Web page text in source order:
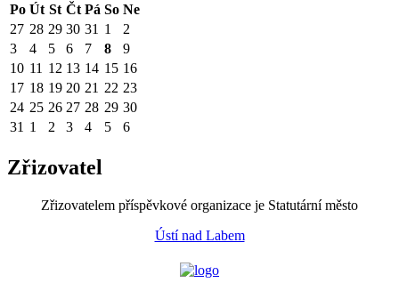
Po Út St Čt Pá So Ne
27 28 29 30 31 1
2
3
4 5 6 7 8
9
10 11 12 13 14 15 16
17 18 19 20 21 22 23
24 25 26 27 28 29 30
31 1 2 3 4 5 6
Zřizovatel
Zřizovatelem příspěvkové organizace je Statutární město
Ústí nad Labem